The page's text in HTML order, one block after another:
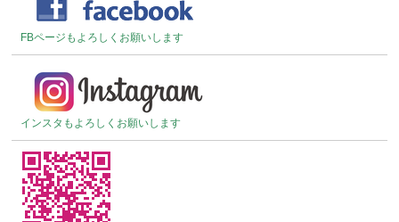
FBページもよろしくお願いします
インスタもよろしくお願いします